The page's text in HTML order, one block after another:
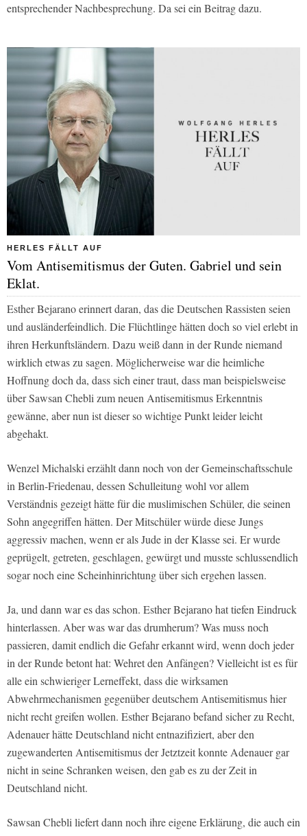
entsprechender Nachbesprechung. Da sei ein Beitrag dazu.
HERLES FÄLLT AUF
Vom Antisemitismus der Guten. Gabriel und sein
Eklat.
Esther Bejarano erinnert daran, das die Deutschen Rassisten seien
und ausländerfeindlich. Die Flüchtlinge hätten doch so viel erlebt in
ihren Herkunftsländern. Dazu weiß dann in der Runde niemand
wirklich etwas zu sagen. Möglicherweise war die heimliche
Hoffnung doch da, dass sich einer traut, dass man beispielsweise
über Sawsan Chebli zum neuen Antisemitismus Erkenntnis
gewänne, aber nun ist dieser so wichtige Punkt leider leicht
abgehakt.
Wenzel Michalski erzählt dann noch von der Gemeinschaftsschule
in Berlin-Friedenau, dessen Schulleitung wohl vor allem
Verständnis gezeigt hätte für die muslimischen Schüler, die seinen
Sohn angegriffen hätten. Der Mitschüler würde diese Jungs
aggressiv machen, wenn er als Jude in der Klasse sei. Er wurde
geprügelt, getreten, geschlagen, gewürgt und musste schlussendlich
sogar noch eine Scheinhinrichtung über sich ergehen lassen.
Ja, und dann war es das schon. Esther Bejarano hat tiefen Eindruck
hinterlassen. Aber was war das drumherum? Was muss noch
passieren, damit endlich die Gefahr erkannt wird, wenn doch jeder
in der Runde betont hat: Wehret den Anfängen? Vielleicht ist es für
alle ein schwieriger Lerneffekt, dass die wirksamen
Abwehrmechanismen gegenüber deutschem Antisemitismus hier
nicht recht greifen wollen. Esther Bejarano befand sicher zu Recht,
Adenauer hätte Deutschland nicht entnazifiziert, aber den
zugewanderten Antisemitismus der Jetztzeit konnte Adenauer gar
nicht in seine Schranken weisen, den gab es zu der Zeit in
Deutschland nicht.
Sawsan Chebli liefert dann noch ihre eigene Erklärung, die auch ein